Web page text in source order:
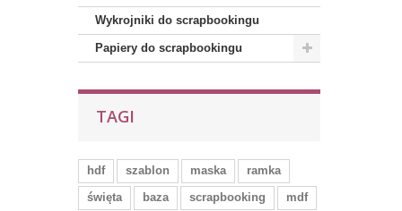
Wykrojniki do scrapbookingu
Papiery do scrapbookingu
TAGI
hdf szablon maska
ramka
święta
baza scrapbooking
mdf